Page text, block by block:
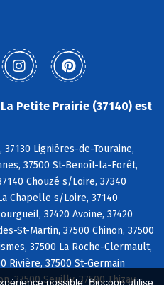
possible, Biocoop utilise
Petite Prairie (37140) est
Lignières-de-Touraine,
37500 St-Benoît-la-Forêt,
Chouzé s/Loire, 37340
Chapelle s/Loire, 37140
37420 Avoine, 37420
St-Martin, 37500 Chinon, 37500
37500 La Roche-Clermault,
Rivière, 37500 St-Germain
37500 Seuilly, 37500 Thizay,